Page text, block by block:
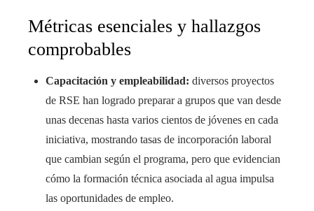
Métricas esenciales y hallazgos
comprobables
Capacitación y empleabilidad: diversos proyectos
de RSE han logrado preparar a grupos que van desde
unas decenas hasta varios cientos de jóvenes en cada
iniciativa, mostrando tasas de incorporación laboral
que cambian según el programa, pero que evidencian
cómo la formación técnica asociada al agua impulsa
las oportunidades de empleo.